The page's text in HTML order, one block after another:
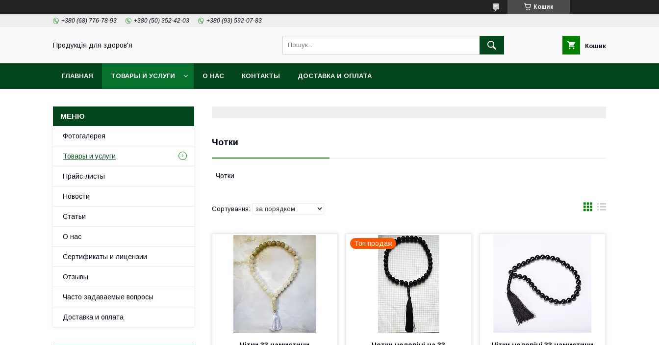
Кошик
+380 (68) 776-78-93 +380 (50) 352-42-03 +380 (93) 592-07-83
Продукція для здоров'я Кошик
ГЛАВНАЯ ТОВАРЫ И УСЛУГИ О НАС КОНТАКТЫ ДОСТАВКА И ОПЛАТА
Чотки
Чотки
Топ продаж
Фотогалерея
Товары и услуги
Прайс-листы
Новости
Статьи
О нас
Сертификаты и лицензии
Отзывы
Часто задаваемые вопросы
Доставка и оплата